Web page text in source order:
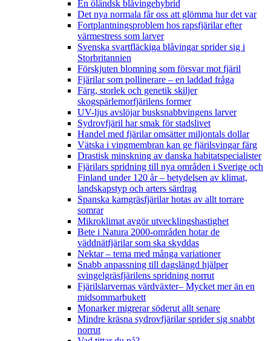
En öländsk blåvingehybrid
Det nya normala får oss att glömma hur det var
Fortplantningsproblem hos rapsfjärilar efter
värmestress som larver
Svenska svartfläckiga blåvingar sprider sig i
Storbritannien
Förskjuten blomning som försvar mot fjäril
Fjärilar som pollinerare – en laddad fråga
Färg, storlek och genetik skiljer
skogspärlemorfjärilens former
UV-ljus avslöjar busksnabbvingens larver
Sydrovfjäril har smak för stadslivet
Handel med fjärilar omsätter miljontals dollar
Vätska i vingmembran kan ge fjärilsvingar färg
Drastisk minskning av danska habitatspecialister
Fjärilars spridning till nya områden i Sverige och
Finland under 120 år– betydelsen av klimat,
landskapstyp och arters särdrag
Spanska kamgräsfjärilar hotas av allt torrare
somrar
Mikroklimat avgör utvecklingshastighet
Bete i Natura 2000-områden hotar de
väddnätfjärilar som ska skyddas
Nektar – tema med många variationer
Snabb anpassning till dagslängd hjälper
svingelgräsfjärilens spridning norrut
Fjärilslarvernas värdväxter– Mycket mer än en
midsommarbukett
Monarker migrerar söderut allt senare
Mindre kräsna sydrovfjärilar sprider sig snabbt
norrut